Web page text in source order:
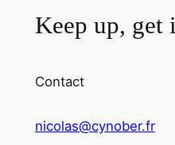
Keep up, get
Contact
nicolas@cynober.fr